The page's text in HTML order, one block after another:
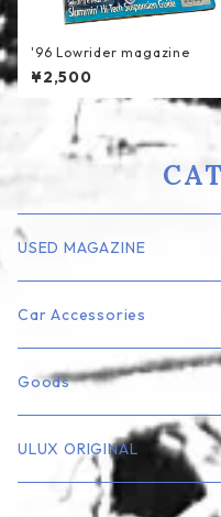
'96 Lowrider magazine
¥2,500
USED MAGAZINE
Lowrider
Truck
Rod・Custom系
Car Accessories
エアフレッシュナー
ナンバープレート・フレー
Goods
ミニカー
ULUX ORIGINAL